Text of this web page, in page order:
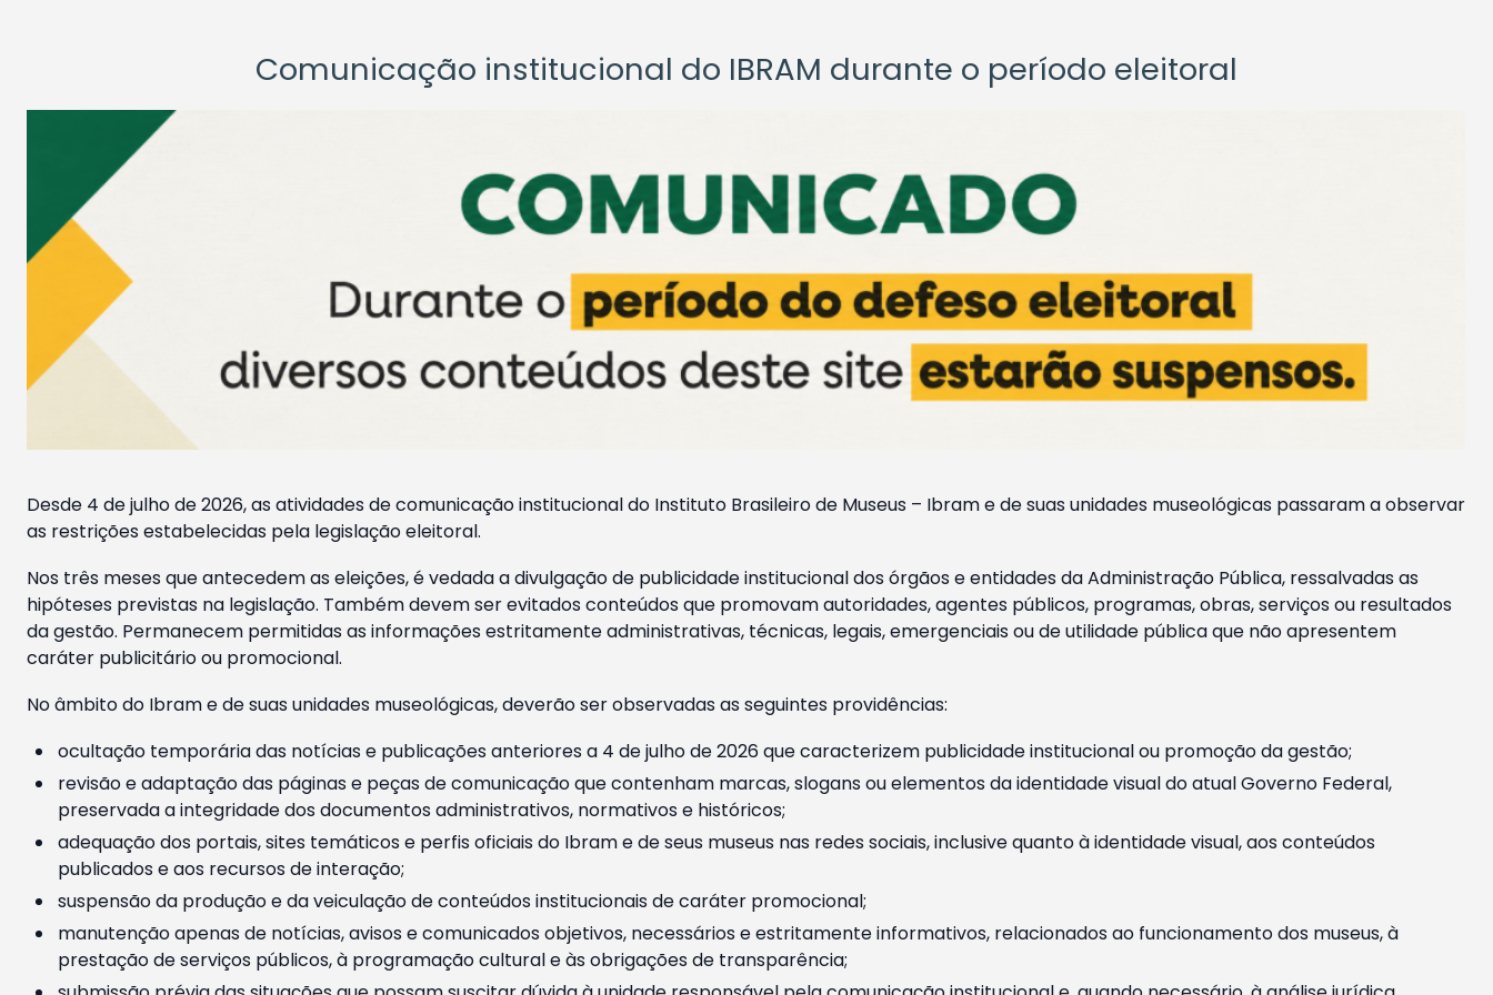
Comunicação institucional do IBRAM durante o período eleitoral
Desde 4 de julho de 2026, as atividades de comunicação institucional do Instituto Brasileiro de Museus – Ibram e de suas unidades museológicas passaram a observar
as restrições estabelecidas pela legislação eleitoral.
Nos três meses que antecedem as eleições, é vedada a divulgação de publicidade institucional dos órgãos e entidades da Administração Pública, ressalvadas as
hipóteses previstas na legislação. Também devem ser evitados conteúdos que promovam autoridades, agentes públicos, programas, obras, serviços ou resultados
da gestão. Permanecem permitidas as informações estritamente administrativas, técnicas, legais, emergenciais ou de utilidade pública que não apresentem
caráter publicitário ou promocional.
No âmbito do Ibram e de suas unidades museológicas, deverão ser observadas as seguintes providências:
ocultação temporária das notícias e publicações anteriores a 4 de julho de 2026 que caracterizem publicidade institucional ou promoção da gestão;
revisão e adaptação das páginas e peças de comunicação que contenham marcas, slogans ou elementos da identidade visual do atual Governo Federal,
preservada a integridade dos documentos administrativos, normativos e históricos;
adequação dos portais, sites temáticos e perfis oficiais do Ibram e de seus museus nas redes sociais, inclusive quanto à identidade visual, aos conteúdos
publicados e aos recursos de interação;
suspensão da produção e da veiculação de conteúdos institucionais de caráter promocional;
manutenção apenas de notícias, avisos e comunicados objetivos, necessários e estritamente informativos, relacionados ao funcionamento dos museus, à
prestação de serviços públicos, à programação cultural e às obrigações de transparência;